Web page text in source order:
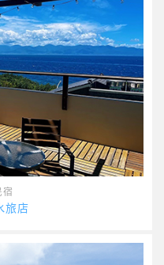
宿
旅店